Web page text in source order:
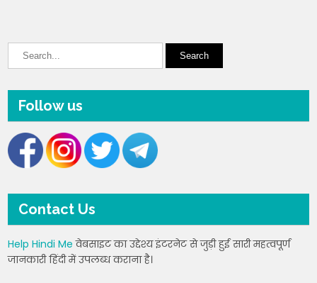
Follow us
Contact Us
Help Hindi Me वेबसाइट का उद्देश्य इंटरनेट से जुड़ी हुई सारी महत्वपूर्ण
जानकारी हिंदी में उपलब्ध कराना है।